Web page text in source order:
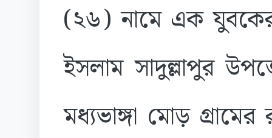
(২৬) নামে এক
ইসলাম সাদুল্লাপুর
মধ্যভাঙ্গা মোড়